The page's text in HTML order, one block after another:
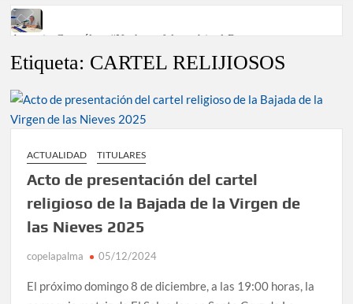
Antonio González: “No hace falta subir al Roque para
‘El Espejo’ cierra temporada tras más de 20 años dando voz a
la actualidad de la Diócesis
España y traer el cinturón a Canarias”
José Carlos Martín: “La Palma tendrá antes de 2030 un torneo
de ajedrez con 200 jugadores”
Víctor González destaca el papel del deporte como
dinamizador de Los Llanos de Aridane
Etiqueta: CARTEL RELIJIOSOS
ACTUALIDAD TITULARES
Acto de presentación del cartel
religioso de la Bajada de la Virgen de
las Nieves 2025
copelapalma 05/12/2024
El próximo domingo 8 de diciembre, a las 19:00 horas, la